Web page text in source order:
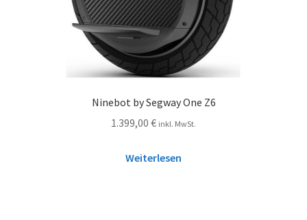
Ninebot by Segway One Z6
1.399,00 € inkl. MwSt.
Weiterlesen